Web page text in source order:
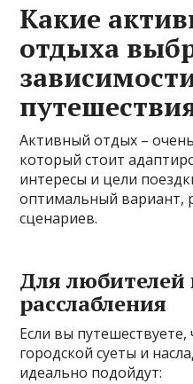
Какие
отдыха
Активный отдых –
который стоит
интересы и цели
оптимальный вариант,
сценариев.
Для
расслабления
Если вы
городской суеты и
идеально подойдут: